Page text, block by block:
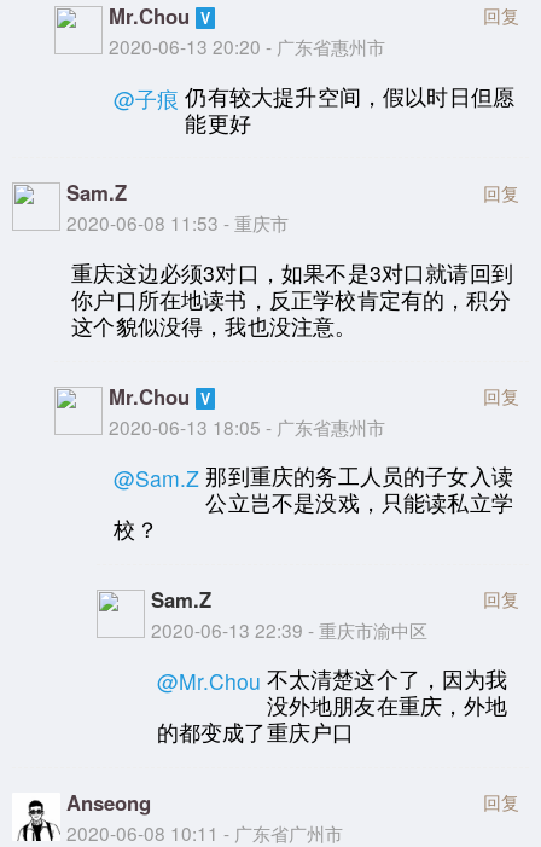
Mr.Chou
2020-06-13 20:20 - 广东省惠州市
回复
@子痕 仍有较大提升空间，假以时日但愿
能更好
Sam.Z
2020-06-08 11:53 - 重庆市
回复
重庆这边必须3对口，如果不是3对口就请回到
你户口所在地读书，反正学校肯定有的，积分
这个貌似没得，我也没注意。
Mr.Chou
2020-06-13 18:05 - 广东省惠州市
回复
@Sam.Z 那到重庆的务工人员的子女入读
公立岂不是没戏，只能读私立学
校？
Sam.Z
2020-06-13 22:39 - 重庆市渝中区
回复
@Mr.Chou 不太清楚这个了，因为我
没外地朋友在重庆，外地
的都变成了重庆户口
Anseong
2020-06-08 10:11 - 广东省广州市
回复